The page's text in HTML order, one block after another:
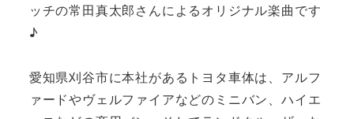
ッチの常田真太郎さんによるオリジナル楽曲です
♪
愛知県刈谷市に本社があるトヨタ車体は、アルフ
ァードやヴェルファイアなどのミニバン、ハイエ